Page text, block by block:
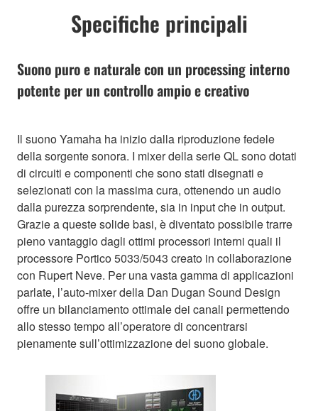
Specifiche principali
Suono puro e naturale con un processing interno
potente per un controllo ampio e creativo
Il suono Yamaha ha inizio dalla riproduzione fedele
della sorgente sonora. I mixer della serie QL sono dotati
di circuiti e componenti che sono stati disegnati e
selezionati con la massima cura, ottenendo un audio
dalla purezza sorprendente, sia in input che in output.
Grazie a queste solide basi, è diventato possibile trarre
pieno vantaggio dagli ottimi processori interni quali il
processore Portico 5033/5043 creato in collaborazione
con Rupert Neve. Per una vasta gamma di applicazioni
parlate, l’auto-mixer della Dan Dugan Sound Design
offre un bilanciamento ottimale dei canali permettendo
allo stesso tempo all’operatore di concentrarsi
pienamente sull’ottimizzazione del suono globale.